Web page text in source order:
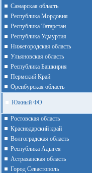
Cамарская область
Республика Мордовия
Республика Татарстан
Республика Удмуртия
Нижегородская область
Ульяновская область
Республика Башкирия
Пермский Край
Оренбурская область
Южный ФО
Ростовская область
Краснодарский край
Волгоградская область
Республика Адыгея
Астраханская область
Город Севастополь